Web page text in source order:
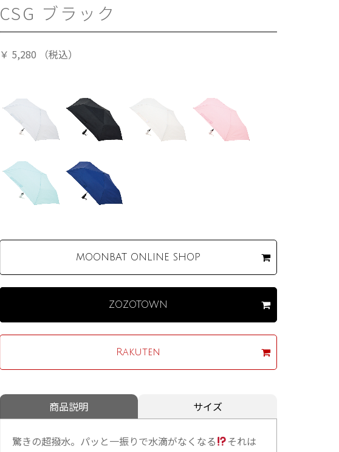
CSG ブラック
￥ 5,280 （税込）
MOONBATONLINE SHOP
ZOZOTOWN
Rakuten
商品説明 サイズ
驚きの超撥水。パッと一振りで水滴がなくなる
それは